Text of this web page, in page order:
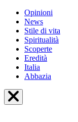
Opinioni
News
Stile di vita
Spiritualità
Scoperte
Eredità
Italia
Abbazia